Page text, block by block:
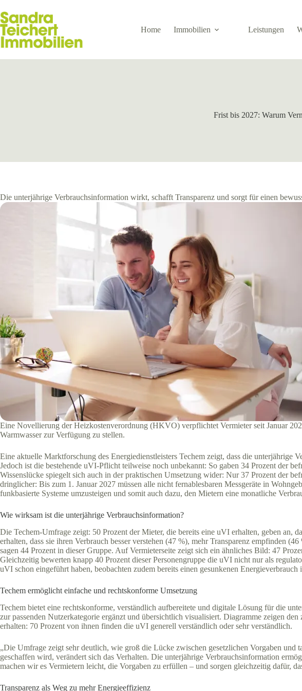
Inhalt
springen
Home Immobilien Leistungen
Frist bis 2027: Warum
Die unterjährige Verbrauchsinformation wirkt, schafft Transparenz und sorgt für einen
Eine Novellierung der Heizkostenverordnung (HKVO) verpflichtet Vermieter seit Januar
Warmwasser zur Verfügung zu stellen.
Eine aktuelle Marktforschung des Energiedienstleisters Techem zeigt, dass die
Jedoch ist die bestehende uVI-Pflicht teilweise noch unbekannt: So gaben 34 Prozent der
Wissenslücke spiegelt sich auch in der praktischen Umsetzung wider: Nur 37 Prozent der
dringlicher: Bis zum 1. Januar 2027 müssen alle nicht fernablesbaren Messgeräte in
funkbasierte Systeme umzusteigen und somit auch dazu, den Mietern eine monatliche
Wie wirksam ist die unterjährige Verbrauchsinformation?
Die Techem-Umfrage zeigt: 50 Prozent der Mieter, die bereits eine uVI erhalten, geben an,
erhalten, dass sie ihren Verbrauch besser verstehen (47 %), mehr Transparenz empfinden
sagen 44 Prozent in dieser Gruppe. Auf Vermieterseite zeigt sich ein ähnliches Bild: 47
Gleichzeitig bewerten knapp 40 Prozent dieser Personengruppe die uVI nicht nur als
uVI schon eingeführt haben, beobachten zudem bereits einen gesunkenen Energieverbrauch
Techem ermöglicht einfache und rechtskonforme Umsetzung
Techem bietet eine rechtskonforme, verständlich aufbereitete und digitale Lösung für die
zur passenden Nutzerkategorie ergänzt und übersichtlich visualisiert. Diagramme zeigen
erhalten: 70 Prozent von ihnen finden die uVI generell verständlich oder sehr verständlich.
„Die Umfrage zeigt sehr deutlich, wie groß die Lücke zwischen gesetzlichen Vorgaben
geschaffen wird, verändert sich das Verhalten. Die unterjährige Verbrauchsinformation
machen wir es Vermietern leicht, die Vorgaben zu erfüllen – und sorgen gleichzeitig dafür,
Transparenz als Weg zu mehr Energieeffizienz